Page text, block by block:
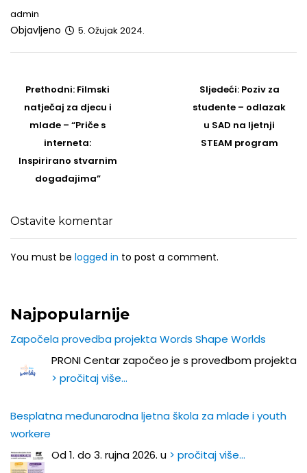
admin
Objavljeno 5. Ožujak 2024.
navigation
Prethodni: Prethodni
post
Filmski
natječaj za djecu i
mlade – “Priče s
interneta:
Inspirirano stvarnim
događajima”
Sljedeći: Sljedeći
Post
Poziv za
studente – odlazak
u SAD na ljetnji
STEAM program
Ostavite komentar
You must be logged in to post a comment.
Najpopularnije
Započela provedba projekta Words Shape Worlds
PRONI Centar započeo je s provedbom projekta
> pročitaj više…
Besplatna međunarodna ljetna škola za mlade i youth
workere
Od 1. do 3. rujna 2026. u > pročitaj više…